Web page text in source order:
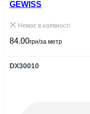
GEWISS
Немає в наявності
84.00грн/за метр
DX30010